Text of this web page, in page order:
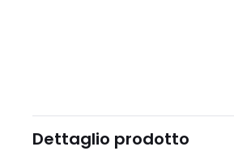
Dettaglio prodotto